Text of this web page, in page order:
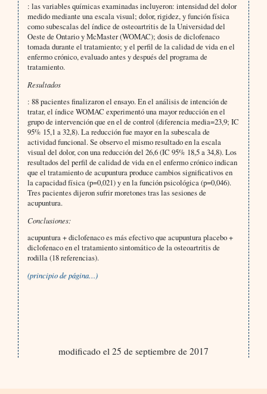
: las variables químicas examinadas incluyeron: intensidad del dolor
medido mediante una escala visual; dolor, rigidez, y función física
como subescalas del índice de osteoartritis de la Universidad del
Oeste de Ontario y McMaster (WOMAC); dosis de diclofenaco
tomada durante el tratamiento; y el perfil de la calidad de vida en el
enfermo crónico, evaluado antes y después del programa de
tratamiento.
Resultados
: 88 pacientes finalizaron el ensayo. En el análisis de intención de
tratar, el índice WOMAC experimentó una mayor reducción en el
grupo de intervención que en el de control (diferencia media=23,9; IC
95% 15,1 a 32,8). La reducción fue mayor en la subescala de
actividad funcional. Se observo el mismo resultado en la escala
visual del dolor, con una reducción del 26,6 (IC 95% 18,5 a 34,8). Los
resultados del perfil de calidad de vida en el enfermo crónico indican
que el tratamiento de acupuntura produce cambios significativos en
la capacidad física (p=0,021) y en la función psicológica (p=0,046).
Tres pacientes dijeron sufrir moretones tras las sesiones de
acupuntura.
Conclusiones:
acupuntura + diclofenaco es más efectivo que acupuntura placebo +
diclofenaco en el tratamiento sintomático de la osteoartritis de
rodilla (18 referencias).
(principio de página…)
modificado el 25 de septiembre de 2017